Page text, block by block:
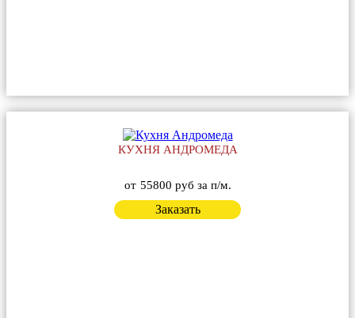
КУХНЯ АНДРОМЕДА
от 55800 руб за п/м.
Заказать